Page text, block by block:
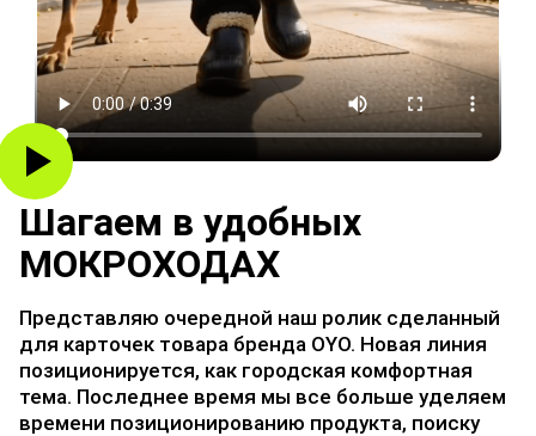
Шагаем в удобных
МОКРОХОДАХ
Предcтавляю очередной наш ролик сделанный
для карточек товара бренда OYO. Новая линия
позиционируется, как городская комфортная
тема. Последнее время мы все больше уделяем
времени позиционированию продукта, поиску